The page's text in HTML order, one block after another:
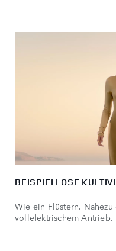
BEISPIELLOSE
Wie ein Flüstern. Nahezu
vollelektrischem Antrieb.